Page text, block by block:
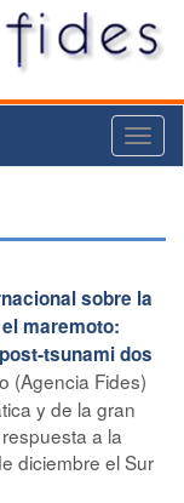
sobre la
maremoto:
tsunami dos
(Agencia Fides)
y de la gran
a la
diciembre el Sur